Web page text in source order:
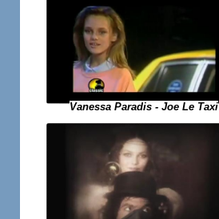
Vanessa Paradis - Joe Le Taxi